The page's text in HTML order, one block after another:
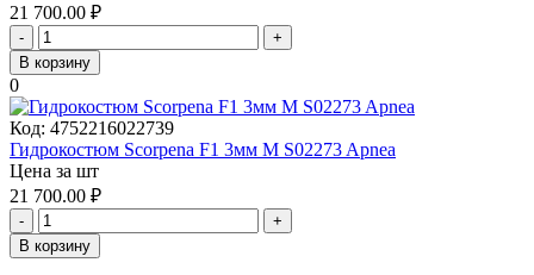
21 700.00 ₽
-
+
В корзину
0
Код: 4752216022739
Гидрокостюм Scorpena F1 3мм M S02273 Apnea
Цена за шт
21 700.00 ₽
-
+
В корзину